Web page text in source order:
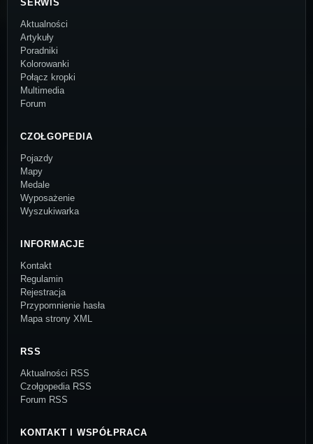
SERWIS
Aktualności
Artykuły
Poradniki
Kolorowanki
Połącz kropki
Multimedia
Forum
CZOŁGOPEDIA
Pojazdy
Mapy
Medale
Wyposażenie
Wyszukiwarka
INFORMACJE
Kontakt
Regulamin
Rejestracja
Przypomnienie hasła
Mapa strony XML
RSS
Aktualności RSS
Czołgopedia RSS
Forum RSS
KONTAKT I WSPÓŁPRACA